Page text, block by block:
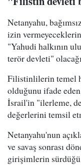
Netanyahu,
izin
"Yahudi halkının
terör devleti"
Filistinlilerin temel
olduğunu ifade
İsrail'in "ilerleme,
değerlerini temsil
Netanyahu'nun
ve savaş sonrası
girişimlerin